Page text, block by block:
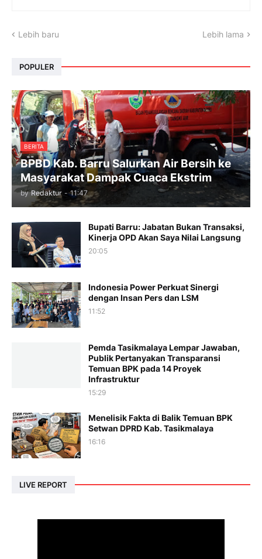
Lebih baru Lebih lama
POPULER
BERITA
BPBD Kab. Barru Salurkan Air Bersih ke
Masyarakat Dampak Cuaca Ekstrim
by Redaktur - 11:47
Bupati Barru: Jabatan Bukan Transaksi,
Kinerja OPD Akan Saya Nilai Langsung
20:05
Indonesia Power Perkuat Sinergi
dengan Insan Pers dan LSM
11:52
Pemda Tasikmalaya Lempar Jawaban,
Publik Pertanyakan Transparansi
Temuan BPK pada 14 Proyek
Infrastruktur
15:29
Menelisik Fakta di Balik Temuan BPK
Setwan DPRD Kab. Tasikmalaya
16:16
LIVE REPORT